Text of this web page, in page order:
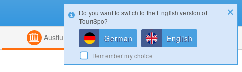
Kombiniert
Ausflugsziele Magazin
Login
Do you want to switch to the English version of
TouriSpo?
German English
Remember my choice
Konfigurator Gewinnspiele